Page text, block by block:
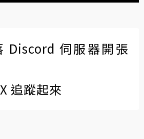
Discord 伺服器開張
追蹤起來